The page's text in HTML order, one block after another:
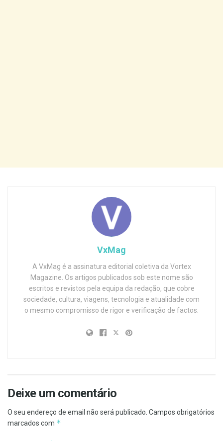
VxMag
A VxMag é a assinatura editorial coletiva da Vortex
Magazine. Os artigos publicados sob este nome são
escritos e revistos pela equipa da redação, que cobre
sociedade, cultura, viagens, tecnologia e atualidade com
o mesmo compromisso de rigor e verificação de factos.
Deixe um comentário
O seu endereço de email não será publicado. Campos obrigatórios
marcados com *